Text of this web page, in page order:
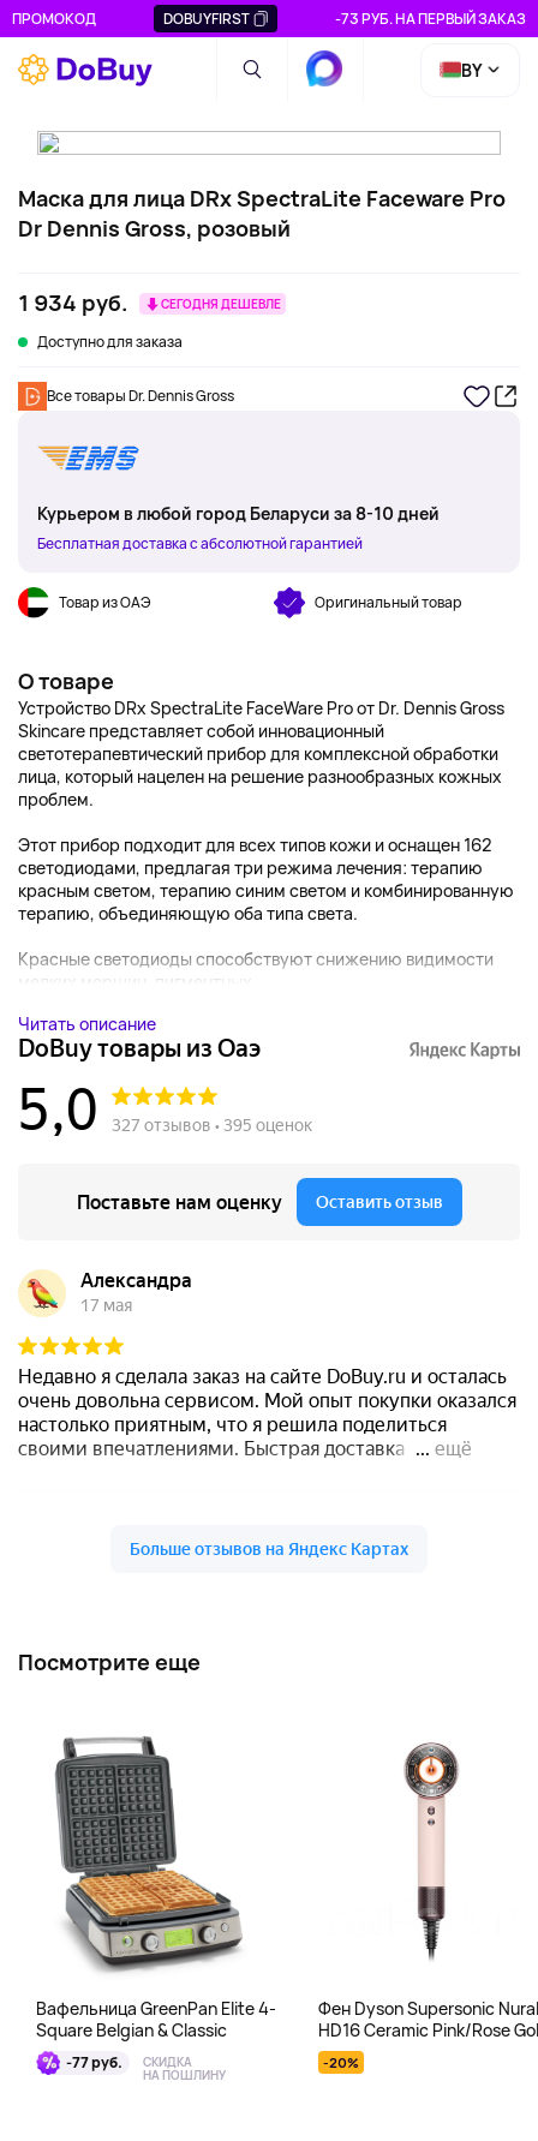
ПРОМОКОД DOBUYFIRST -73 РУБ. НА ПЕРВЫЙ ЗАКАЗ
BY
Маска для лица DRx SpectraLite Faceware Pro
Dr Dennis Gross, розовый
1 934 руб. СЕГОДНЯ ДЕШЕВЛЕ
Доступно для заказа
Все товары Dr. Dennis Gross
Курьером в любой город Беларуси за 8-10 дней
Бесплатная доставка с абсолютной гарантией
Товар из ОАЭ Оригинальный товар
О товаре
Устройство DRx SpectraLite FaceWare Pro от Dr. Dennis Gross
Skincare представляет собой инновационный
светотерапевтический прибор для комплексной обработки
лица, который нацелен на решение разнообразных кожных
проблем.
Этот прибор подходит для всех типов кожи и оснащен 162
светодиодами, предлагая три режима лечения: терапию
красным светом, терапию синим светом и комбинированную
терапию, объединяющую оба типа света.
Красные светодиоды способствуют снижению видимости
мелких морщин, пигментных...
Читать описание
Посмотрите еще
Вафельница GreenPan Elite 4-
Square Belgian & Classic
-77 руб. СКИДКА
НА ПОШЛИНУ
Фен Dyson Supersonic Nural
HD16 Ceramic Pink/Rose
розовый
-20%